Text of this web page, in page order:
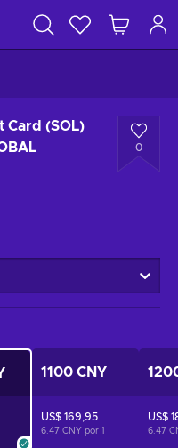
Card (SOL)
0
1100 CNY
US$ 169,95
6.47 CNY por 1
US$
6.47